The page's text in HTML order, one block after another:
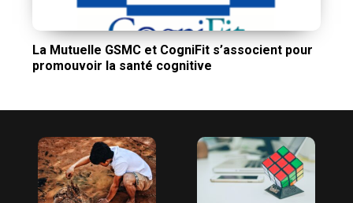
La Mutuelle GSMC et CogniFit s’associent pour
promouvoir la santé cognitive